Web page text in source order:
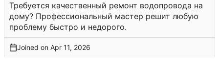
Требуется качественный ремонт водопровода на
дому? Профессиональный мастер решит любую
проблему быстро и недорого.
Joined on